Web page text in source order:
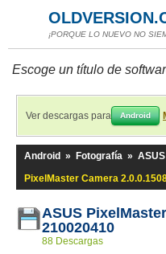
¡PORQUE LO NUEVO NO
Escoge un título de
Ver descargas para Android
Android » Fotografía »
PixelMaster Camera
ASUS
210020410
88 Descargas